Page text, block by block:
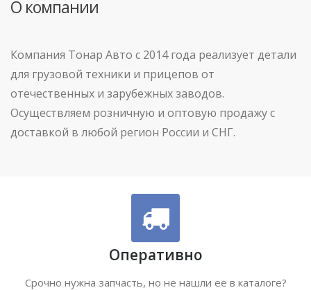
О компании
Компания Тонар Авто с 2014 года реализует детали
для грузовой техники и прицепов от
отечественных и зарубежных заводов.
Осуществляем розничную и оптовую продажу с
доставкой в любой регион России и СНГ.
Оперативно
Срочно нужна запчасть, но не нашли ее в каталоге?